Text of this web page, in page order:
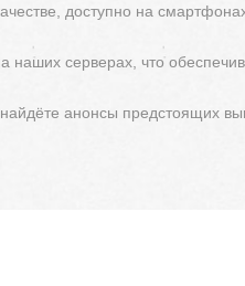
доступно на
наших серверах, что
анонсы предстоящих